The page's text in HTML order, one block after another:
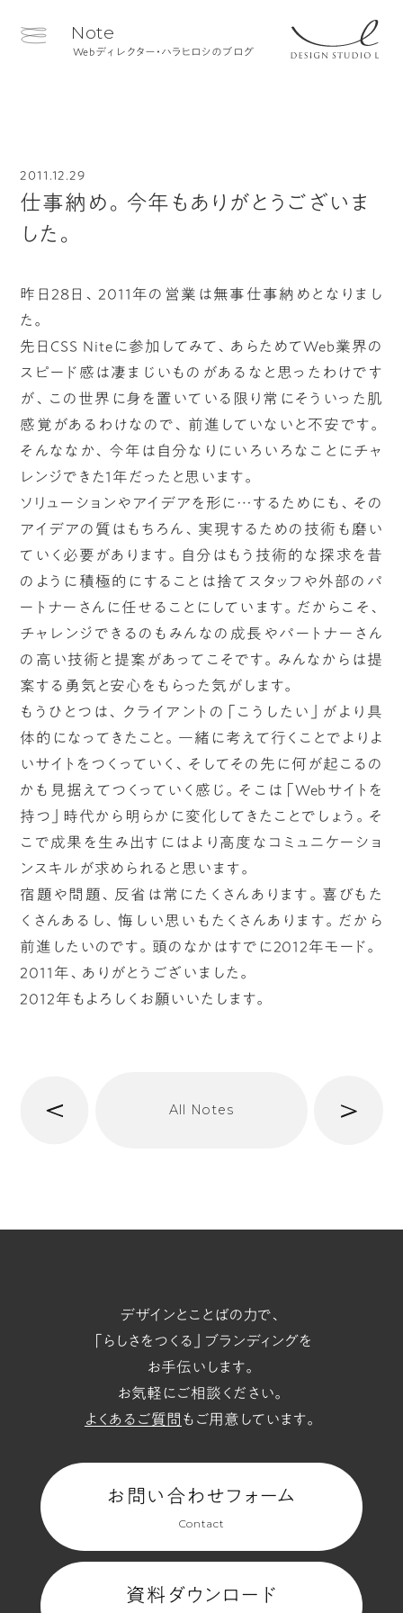
Note
Webディレクター・ハラヒロシのブログ
2011.12.29
仕事納め。今年もありがとうございま
した。
昨日28日、2011年の営業は無事仕事納めとなりまし
た。
先日CSS Niteに参加してみて、あらためてWeb業界の
スピード感は凄まじいものがあるなと思ったわけです
が、この世界に身を置いている限り常にそういった肌
感覚があるわけなので、前進していないと不安です。
そんななか、今年は自分なりにいろいろなことにチャ
レンジできた1年だったと思います。
ソリューションやアイデアを形に…するためにも、その
アイデアの質はもちろん、実現するための技術も磨い
ていく必要があります。自分はもう技術的な探求を昔
のように積極的にすることは捨てスタッフや外部のパ
ートナーさんに任せることにしています。だからこそ、
チャレンジできるのもみんなの成長やパートナーさん
の高い技術と提案があってこそです。みんなからは提
案する勇気と安心をもらった気がします。
もうひとつは、クライアントの「こうしたい」がより具
体的になってきたこと。一緒に考えて行くことでよりよ
いサイトをつくっていく、そしてその先に何が起こるの
かも見据えてつくっていく感じ。そこは「Webサイトを
持つ」時代から明らかに変化してきたことでしょう。そ
こで成果を生み出すにはより高度なコミュニケーショ
ンスキルが求められると思います。
宿題や問題、反省は常にたくさんあります。喜びもた
くさんあるし、悔しい思いもたくさんあります。だから
前進したいのです。頭のなかはすでに2012年モード。
2011年、ありがとうございました。
2012年もよろしくお願いいたします。
前 All Notes 次
デザインとことばの力で、
「らしさをつくる」ブランディングを
お手伝いします。
お気軽にご相談ください。
よくあるご質問 もご用意しています。
お問い合わせフォーム
Contact
資料ダウンロード